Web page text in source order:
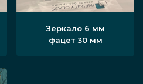
Зеркало 6 мм
фацет 30 мм